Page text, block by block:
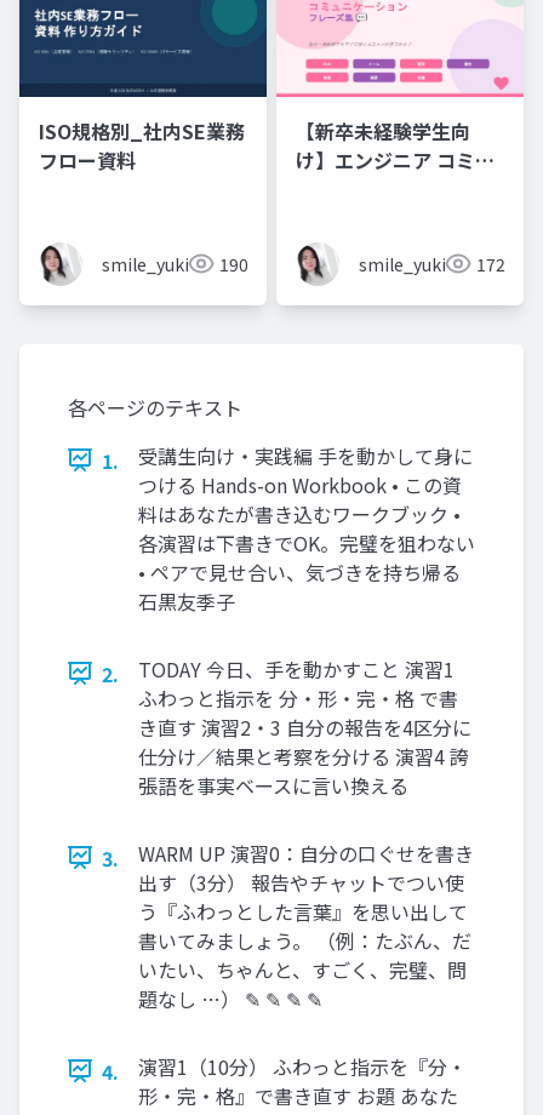
ISO規格別_社内SE業務
フロー資料
smile_yukiko_it190
【新卒未経験学生向
け】エンジニア コミュ
のコミュニケーション
フレーズ集smile_yukiko_it172
各ページのテキスト
1.
受講生向け・実践編 手を動かして身に
つける Hands-on Workbook • この資
料はあなたが書き込むワークブック •
各演習は下書きでOK。完璧を狙わない
• ペアで見せ合い、気づきを持ち帰る
石黒友季子
2.
TODAY 今日、手を動かすこと 演習1
ふわっと指示を 分・形・完・格 で書
き直す 演習2・3 自分の報告を4区分に
仕分け／結果と考察を分ける 演習4 誇
張語を事実ベースに言い換える
3.
WARM UP 演習0：自分の口ぐせを書き
出す（3分） 報告やチャットでつい使
う『ふわっとした言葉』を思い出して
書いてみましょう。 （例：たぶん、だ
いたい、ちゃんと、すごく、完璧、問
題なし …） ✎ ✎ ✎ ✎
4.
演習1（10分） ふわっと指示を『分・
形・完・格』で書き直す お題 あなた